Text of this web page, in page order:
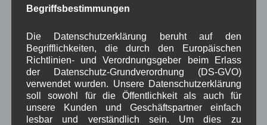
Mai 2026(11)
März 2026(9)
Februar 2026(6)
Januar 2026(8)
Dezember 2025(14)
November 2025(5)
Oktober 2025(8)
September 2025(5)
August 2025(2)
Begriffsbestimmungen
Die Datenschutzerklärung beruht auf den
Begrifflichkeiten, die durch den Europäischen
Richtlinien- und Verordnungsgeber beim Erlass
der Datenschutz-Grundverordnung (DS-GVO)
verwendet wurden. Unsere Datenschutzerklärung
soll sowohl für die Öffentlichkeit als auch für
unsere Kunden und Geschäftspartner einfach
lesbar und verständlich sein. Um dies zu